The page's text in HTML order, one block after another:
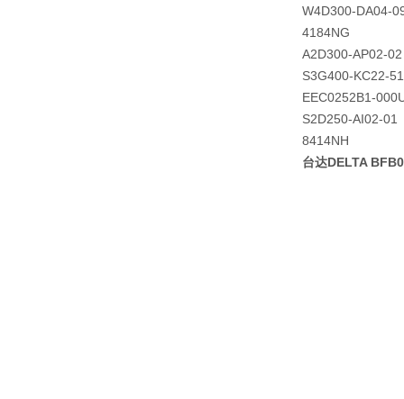
W4D300-DA04-
4184NG
A2D300-AP02-02
S3G400-KC22-51
EEC0252B1-
S2D250-AI02-01
8414NH
台达DELTA